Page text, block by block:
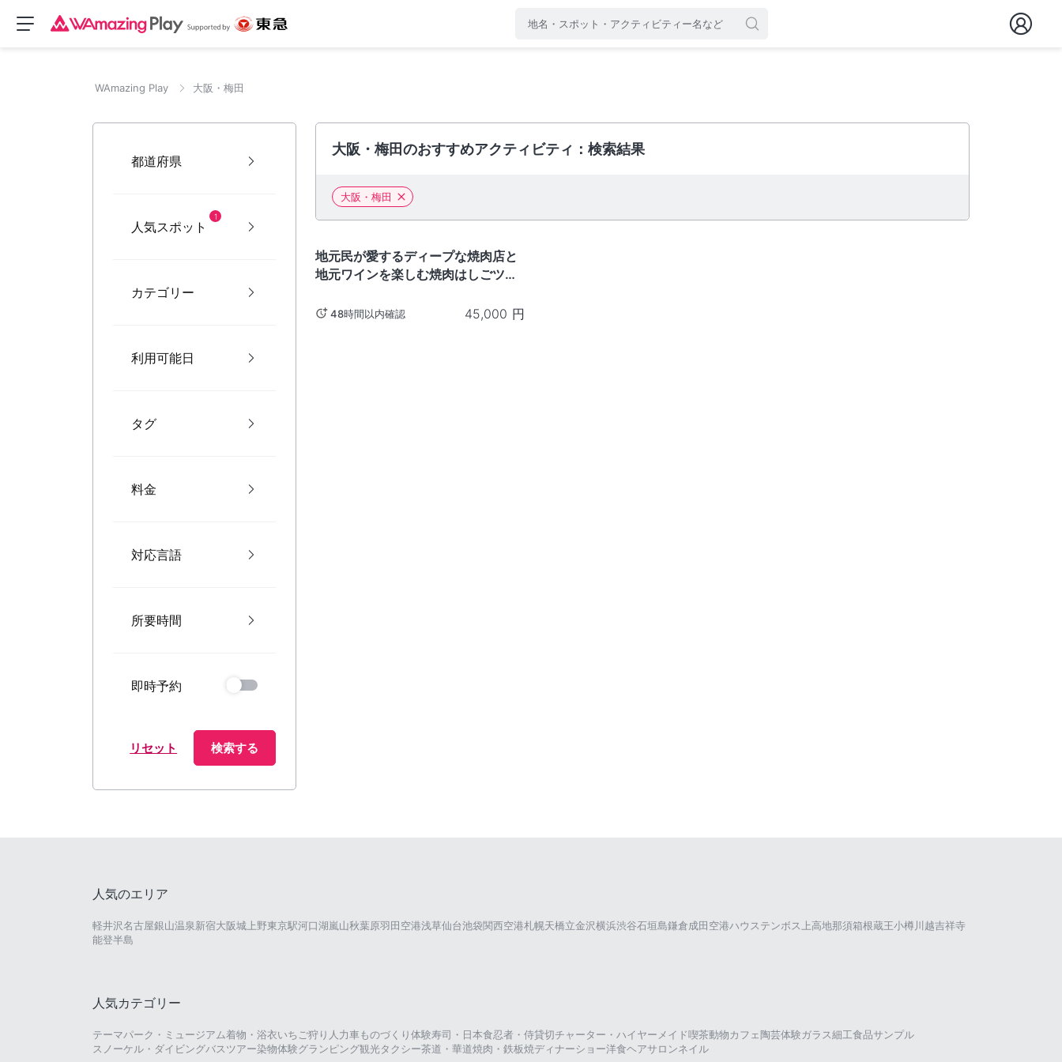
WAmazing Play 大阪・梅田
都道府県
人気スポット
1
カテゴリー
利用可能日
タグ
料金
対応言語
所要時間
即時予約
リセット 検索する
大阪・梅田のおすすめアクティビティ：検索結果
大阪・梅田
地元民が愛するディープな焼肉店と
地元ワインを楽しむ焼肉はしごツア
48時間以内確認 45,000 円
人気のエリア
軽井沢名古屋銀山温泉新宿大阪城 上野東京駅河口湖嵐山秋葉原羽田空港浅草仙台池袋関西空港札幌天橋立金沢横浜渋谷石垣島鎌倉成田空港ハウステンボス 上高地那須箱根蔵王小樽 川越吉祥寺
能登半島
人気カテゴリー
テーマパーク・ミュージアム着物・浴衣いちご狩り 人力車ものづくり体験寿司・日本食忍者・侍貸切チャーター・ハイヤー メイド喫茶動物カフェ陶芸体験ガラス細工食品サンプル
スノーケル・ダイビングバスツアー染物体験グランピング観光タクシー茶道・華道焼肉・鉄板焼ディナーショー洋食ヘアサロンネイル